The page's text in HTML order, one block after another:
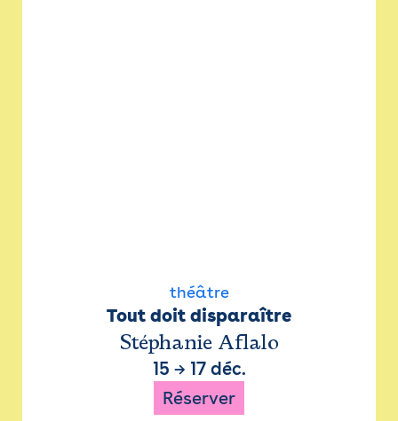
théâtre
Tout doit disparaître
Stéphanie Aflalo
15 → 17 déc.
Réserver